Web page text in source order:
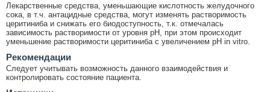
Лекарственные средства, уменьшающие кислотность желудочного
сока, в т.ч. антацидные средства, могут изменять растворимость
церитиниба и снижать его биодоступность, т.к. отмечалась
зависимость растворимости от уровня pH, при этом происходит
уменьшение растворимости церитиниба с увеличением pH in vitro.
Рекомендации
Следует учитывать возможность данного взаимодействия и
контролировать состояние пациента.